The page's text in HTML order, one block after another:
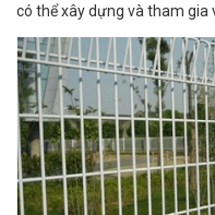
có thể xây dựng và tham gia